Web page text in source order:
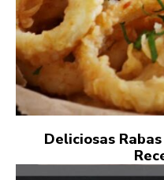
Deliciosas